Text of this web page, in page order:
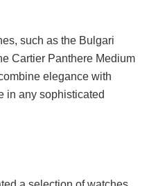
such as the Bulgari
Cartier Panthere Medium
elegance with
in any sophisticated